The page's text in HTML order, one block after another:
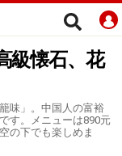
級懐石、花
味」。中国人の富裕
す。メニューは890元
の下でも楽しめま